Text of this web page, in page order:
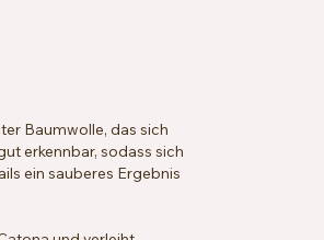
Baumwolle, das sich
erkennbar, sodass sich
ein sauberes Ergebnis